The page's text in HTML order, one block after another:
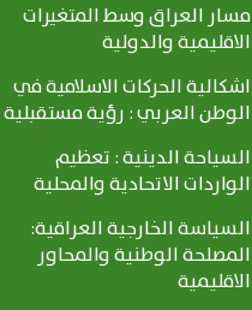
مسار العراق وسط المتغيرات
الاقليمية والدولية
اشكالية الحركات الاسلامية في
الوطن العربي : رؤية مستقبلية
السياحة الدينية : تعظيم
الواردات الاتحادية والمحلية
السياسة الخارجية العراقية:
المصلحة الوطنية والمحاور
الاقليمية